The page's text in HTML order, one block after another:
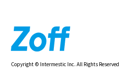
※商品が再入荷された際にメールでお知らせします
※本サービスは商品の購入をお約束するものではあ
※ご希望の商品が再入荷しない場合もございますの
※「再入荷お知らせメール」はZoffオンラインス
となります。
再入荷のお知
Copyright © Intermestic Inc. All Rights Reserved